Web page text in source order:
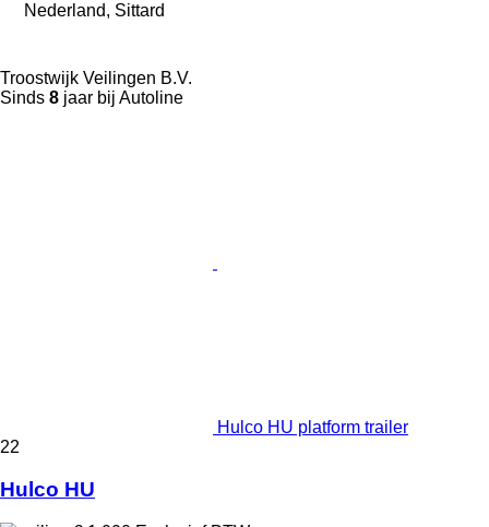
Nederland, Sittard
Troostwijk Veilingen B.V.
Sinds 8 jaar bij Autoline
Hulco HU platform trailer
22
Hulco HU